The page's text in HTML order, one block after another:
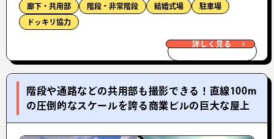
廊下・共用部 階段・非常階段 結婚式場 駐車場
ドッキリ協力
詳しく見る
階段や通路などの共用部も撮影できる！直線100m
の圧倒的なスケールを誇る商業ビルの巨大な屋上